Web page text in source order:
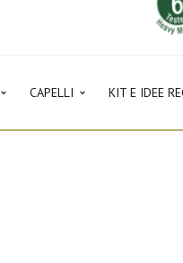
CAPELLI KIT E IDEE